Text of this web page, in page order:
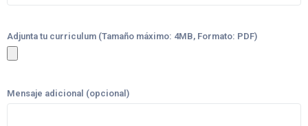
Adjunta tu curriculum (Tamaño máximo: 4MB, Formato: PDF)
Mensaje adicional (opcional)